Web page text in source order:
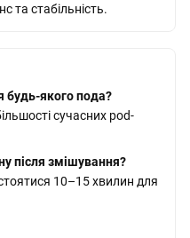
та стабільність.
будь-якого пода?
сучасних pod-
після змішування?
10–15 хвилин для